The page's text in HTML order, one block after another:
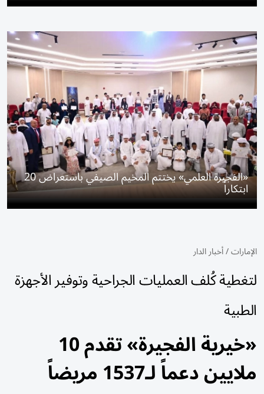
«الفجيرة العلمي» يختتم المخيم الصيفي باستعراض 20
ابتكاراً
الإمارات/أخبار الدار
لتغطية كُلف العمليات الجراحية وتوفير الأجهزة
الطبية
«خيرية الفجيرة» تقدم 10
ملايين دعماً لـ1537 مريضاً